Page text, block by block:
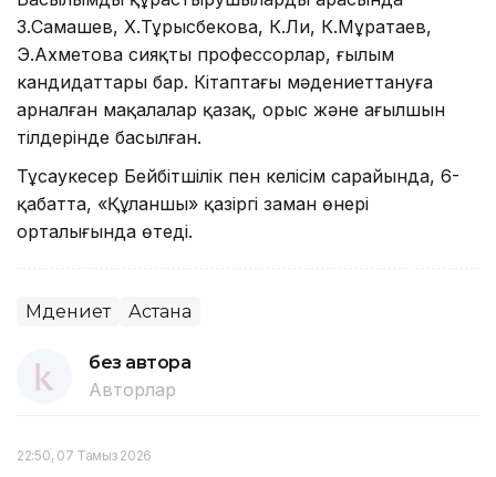
З.Самашев, Х.Тұрысбекова, К.Ли, К.Мұратаев,
Э.Ахметова сияқты профессорлар, ғылым
кандидаттары бар. Кітаптағы мәдениеттануға
арналған мақалалар қазақ, орыс және ағылшын
тілдерінде басылған.
Тұсаукесер Бейбітшілік пен келісім сарайында, 6-
қабатта, «Құланшы» қазіргі заман өнері
орталығында өтеді.
Мәдениет Астана
без автора
Авторлар
22:50, 07 Тамыз 2026